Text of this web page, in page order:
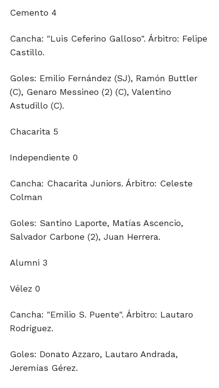
Cemento 4
Cancha: "Luis Ceferino Galloso". Árbitro: Felipe
Castillo.
Goles: Emilio Fernández (SJ), Ramón Buttler
(C), Genaro Messineo (2) (C), Valentino
Astudillo (C).
Chacarita 5
Independiente 0
Cancha: Chacarita Juniors. Árbitro: Celeste
Colman
Goles: Santino Laporte, Matías Ascencio,
Salvador Carbone (2), Juan Herrera.
Alumni 3
Vélez 0
Cancha: "Emilio S. Puente". Árbitro: Lautaro
Rodríguez.
Goles: Donato Azzaro, Lautaro Andrada,
Jeremías Gérez.